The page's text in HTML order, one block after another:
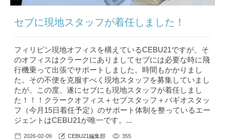
セブに現地スタッフが着任しました！
フィリピン現地オフィスを構えているCEBU21ですが、そ
のオフィスはクラークにありましてセブには必要な時に飛
行機乗って出張でサポートしました。時間もかかりまし
た。その不便を克服すべく現地スタッフを募集していまし
たが。この度、遂にセブにも現地スタッフが着任しまし
た！！！クラークオフィス＋セブスタッフ＋バギオスタッ
フ（今月15日着任予定）のサポート体制を整っているエー
ジェントはCEBU21が唯一です。...
2026-02-09 CEBU21編集部 355